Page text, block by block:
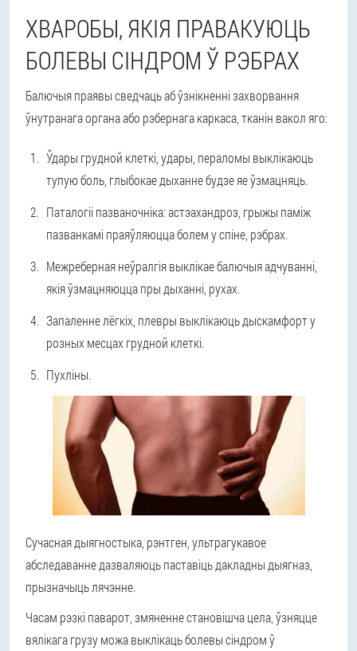
ХВАРОБЫ, ЯКІЯ ПРАВАКУЮЦЬ
БОЛЕВЫ СІНДРОМ Ў РЭБРАХ
Балючыя праявы сведчаць аб ўзнікненні захворвання
ўнутранага органа або рэбернага каркаса, тканін вакол яго:
Ўдары грудной клеткі, удары, пераломы выклікаюць
тупую боль, глыбокае дыханне будзе яе ўзмацняць.
Паталогіі пазваночніка: астэахандроз, грыжы паміж
пазванкамі праяўляюцца болем у спіне, рэбрах.
Межреберная неўралгія выклікае балючыя адчуванні,
якія ўзмацняюцца пры дыханні, рухах.
Запаленне лёгкіх, плевры выклікаюць дыскамфорт у
розных месцах грудной клеткі.
Пухліны.
Сучасная дыягностыка, рэнтген, ультрагукавое
абследаванне дазваляюць паставіць дакладны дыягназ,
прызначыць лячэнне.
Часам рэзкі паварот, змяненне становішча цела, ўзняцце
вялікага грузу можа выклікаць болевы сіндром ў